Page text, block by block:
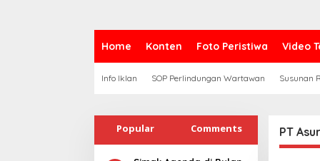
Home Konten Foto Peristiwa Video
Info Iklan SOP Perlindungan Wartawan Susunan
Popular Comments PT